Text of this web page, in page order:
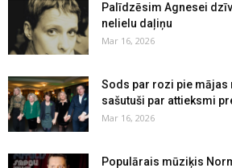
Palīdzēsim Agnesei
nelielu daļiņu
Mar 16, 2026
Sods par rozi pie mājas
sašutuši par attieksmi
Mar 16, 2026
Populārais mūziķis